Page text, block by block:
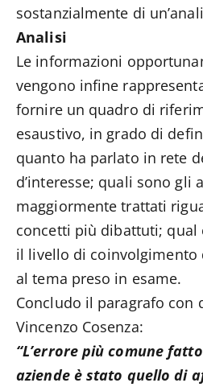
sostanzialmente di
Analisi
Le informazioni
vengono infine
fornire un quadro di
esaustivo, in grado di
quanto ha parlato in rete
d’interesse; quali sono gli
maggiormente trattati
concetti più dibattuti; qual
il livello di coinvolgimento
al tema preso in esame.
Concludo il paragrafo con
Vincenzo Cosenza:
“L’errore più comune
aziende è stato quello di